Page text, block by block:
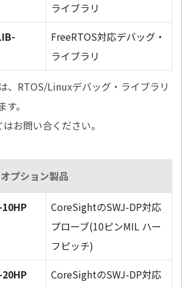
ライブラリ
FreeRTOS対応デバッグ・
ライブラリ
、RTOS/Linuxデバッグ・ライブラリ
。
お問い合ください。
プション製品
CoreSightのSWJ-DP対応
プローブ(10ピンMIL ハー
フピッチ)
CoreSightのSWJ-DP対応